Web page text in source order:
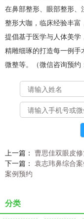
在鼻部整形、眼部整形
整形大咖，临床经验丰富
提倡基于医学与人体美学
精雕细琢的打造每一例
微整等。（微信咨询预约
上一篇： 曹思佳双眼皮
下一篇： 袁志玮鼻综合
案例预约
分类